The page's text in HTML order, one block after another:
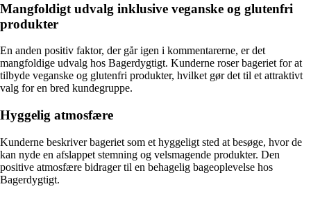
Mangfoldigt udvalg inklusive veganske og glutenfri
produkter
En anden positiv faktor, der går igen i kommentarerne, er det
mangfoldige udvalg hos Bagerdygtigt. Kunderne roser bageriet for at
tilbyde veganske og glutenfri produkter, hvilket gør det til et attraktivt
valg for en bred kundegruppe.
Hyggelig atmosfære
Kunderne beskriver bageriet som et hyggeligt sted at besøge, hvor de
kan nyde en afslappet stemning og velsmagende produkter. Den
positive atmosfære bidrager til en behagelig bageoplevelse hos
Bagerdygtigt.